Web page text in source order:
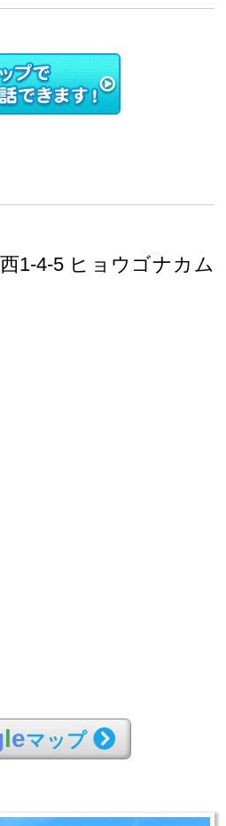
1-4-5 ヒョウゴナカム
leマップ